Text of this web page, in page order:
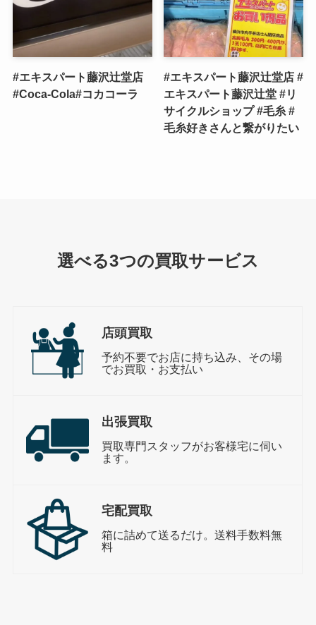
#エキスパート藤沢辻堂店
#Coca-Cola#コカコーラ
#エキスパート藤沢辻堂店 #
エキスパート藤沢辻堂 #リ
サイクルショップ #毛糸 #
毛糸好きさんと繋がりたい
選べる3つの買取サービス
店頭買取
予約不要でお店に持ち込み、その場
でお買取・お支払い
出張買取
買取専門スタッフがお客様宅に伺い
ます。
宅配買取
箱に詰めて送るだけ。送料手数料無
料